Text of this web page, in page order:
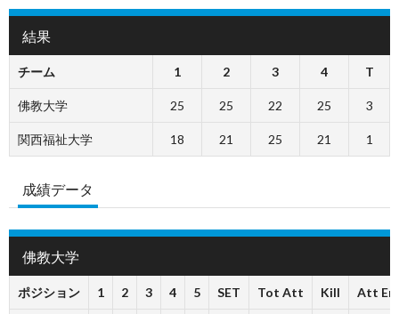
結果
チーム 1 2 3 4 T
佛教大学 25 25 22 25 3
関西福祉大学 18 21 25 21 1
成績データ
佛教大学
ポジション 1 2 3 4 5 SET Tot Att Kill Att Err